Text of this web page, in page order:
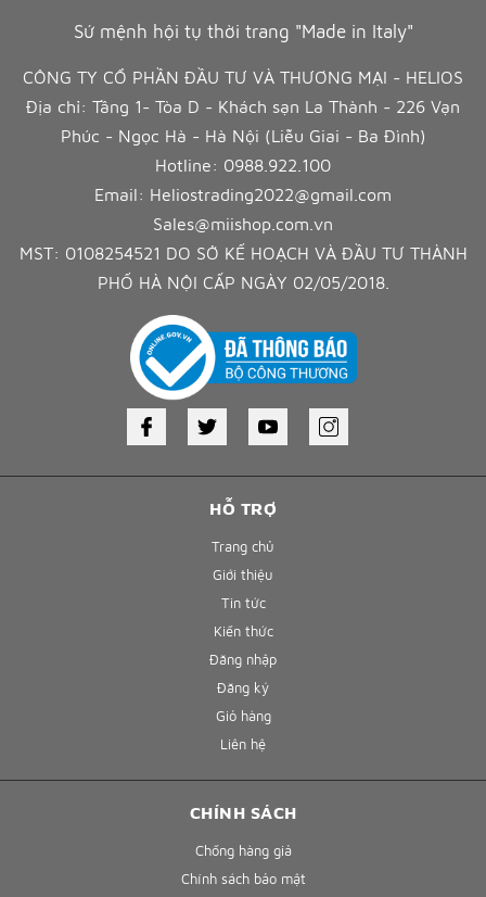
HỖ TRỢ
Trang chủ
Giới thiệu
Tin tức
Kiến thức
Đăng nhập
Đăng ký
Giỏ hàng
Liên hệ
Sứ mệnh hội tụ thời trang "Made in Italy"
CÔNG TY CỔ PHẦN ĐẦU TƯ VÀ THƯƠNG MẠI - HELIOS
Địa chỉ: Tầng 1- Tòa D - Khách sạn La Thành - 226 Vạn
Phúc - Ngọc Hà - Hà Nội (Liễu Giai - Ba Đình)
Hotline: 0988.922.100
Email: Heliostrading2022@gmail.com
Sales@miishop.com.vn
MST: 0108254521 DO SỞ KẾ HOẠCH VÀ ĐẦU TƯ THÀNH
PHỐ HÀ NỘI CẤP NGÀY 02/05/2018.
CHÍNH SÁCH
Chống hàng giả
Chính sách bảo mật